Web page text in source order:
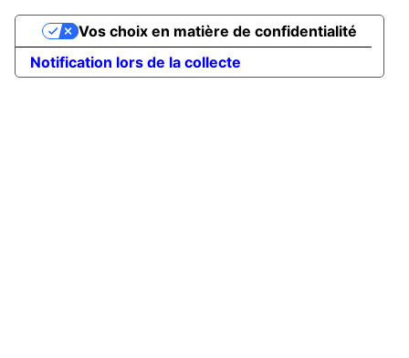
Notification lors de la collecte
Vos choix en matière de confidentialité